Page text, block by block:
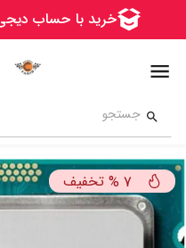
7
% تخفیف